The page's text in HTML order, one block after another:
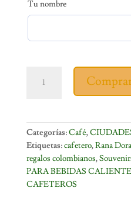
Tu nombre
CAFETERO
ESTAMPILLA
Categorías:Café,
Etiquetas:cafetero,Rana
regalos colombianos,
PARA BEBIDAS
CAFETEROS